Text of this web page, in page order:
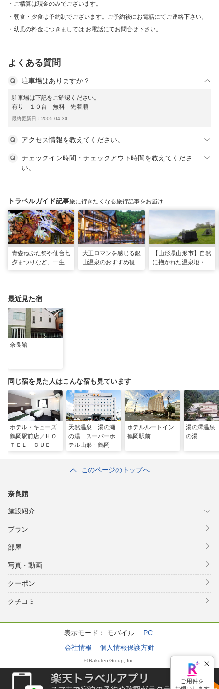
ご精算は現金のみでございます。
朝食・夕食は予約制でございます。ご予約後にお電話にてご連絡下さい。
幼児の料金につきましては お電話にてお問合せ下さい。
よくある質問
駐車場はありますか？
駐車場は下記をご確認ください。
有り １０台 無料 先着順
最終更新日：2005-04-30
アクセス情報を教えてください。
チェックイン時間・チェックアウト時間を教えてくださ
い。
トラベルガイド記事旅に行きたくなる旅行記事をお届け
青森ねぶた祭や仙台七
夕まつりなど、一生に
大正ロマンを感じる銀
山温泉のおすすめ観光
【山形県山形市】自然
に抱かれた温泉地・蔵
最近見た宿
奈良館
同じ宿を見た人はこんな宿も見ています
ホテル・キューズ
鶴岡駅前店／ＨＯ
ＴＥＬ ＣＵＥＳ
天然温泉 湯の瀬
の湯 スーパーホ
テル山形・鶴岡
ホテルルートイン
鶴岡駅前
湯の澤温
の湯
このページのトップへ
奈良館
施設紹介
プラン
部屋
写真・動画
クーポン
クチコミ
表示モード： モバイル
PC
会社情報
個人情報保護方針
© Rakuten Group, Inc.
ご用件を